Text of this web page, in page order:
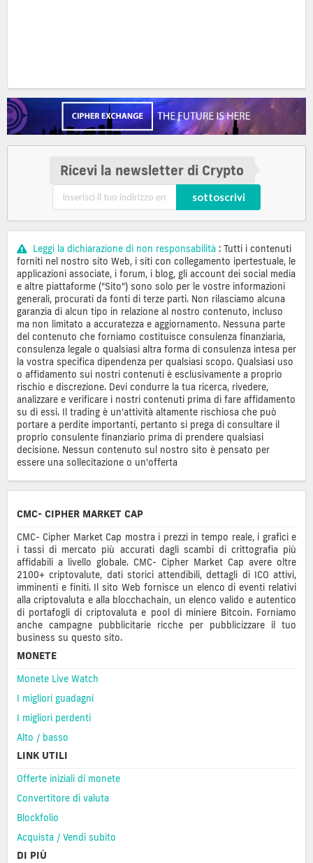
Ricevi la newsletter di Crypto
sottoscrivi
Leggi la dichiarazione di non responsabilità : Tutti i contenuti
forniti nel nostro sito Web, i siti con collegamento ipertestuale, le
applicazioni associate, i forum, i blog, gli account dei social media
e altre piattaforme ("Sito") sono solo per le vostre informazioni
generali, procurati da fonti di terze parti. Non rilasciamo alcuna
garanzia di alcun tipo in relazione al nostro contenuto, incluso
ma non limitato a accuratezza e aggiornamento. Nessuna parte
del contenuto che forniamo costituisce consulenza finanziaria,
consulenza legale o qualsiasi altra forma di consulenza intesa per
la vostra specifica dipendenza per qualsiasi scopo. Qualsiasi uso
o affidamento sui nostri contenuti è esclusivamente a proprio
rischio e discrezione. Devi condurre la tua ricerca, rivedere,
analizzare e verificare i nostri contenuti prima di fare affidamento
su di essi. Il trading è un'attività altamente rischiosa che può
portare a perdite importanti, pertanto si prega di consultare il
proprio consulente finanziario prima di prendere qualsiasi
decisione. Nessun contenuto sul nostro sito è pensato per
essere una sollecitazione o un'offerta
CMC- CIPHER MARKET CAP
CMC- Cipher Market Cap mostra i prezzi in tempo reale, i grafici e
i tassi di mercato più accurati dagli scambi di crittografia più
affidabili a livello globale. CMC- Cipher Market Cap avere oltre
2100+ criptovalute, dati storici attendibili, dettagli di ICO attivi,
imminenti e finiti. Il sito Web fornisce un elenco di eventi relativi
alla criptovaluta e alla blocchachain, un elenco valido e autentico
di portafogli di criptovaluta e pool di miniere Bitcoin. Forniamo
anche campagne pubblicitarie ricche per pubblicizzare il tuo
business su questo sito.
MONETE
Monete Live Watch
I migliori guadagni
I migliori perdenti
Alto / basso
LINK UTILI
Offerte iniziali di monete
Convertitore di valuta
Blockfolio
Acquista / Vendi subito
DI PIÙ